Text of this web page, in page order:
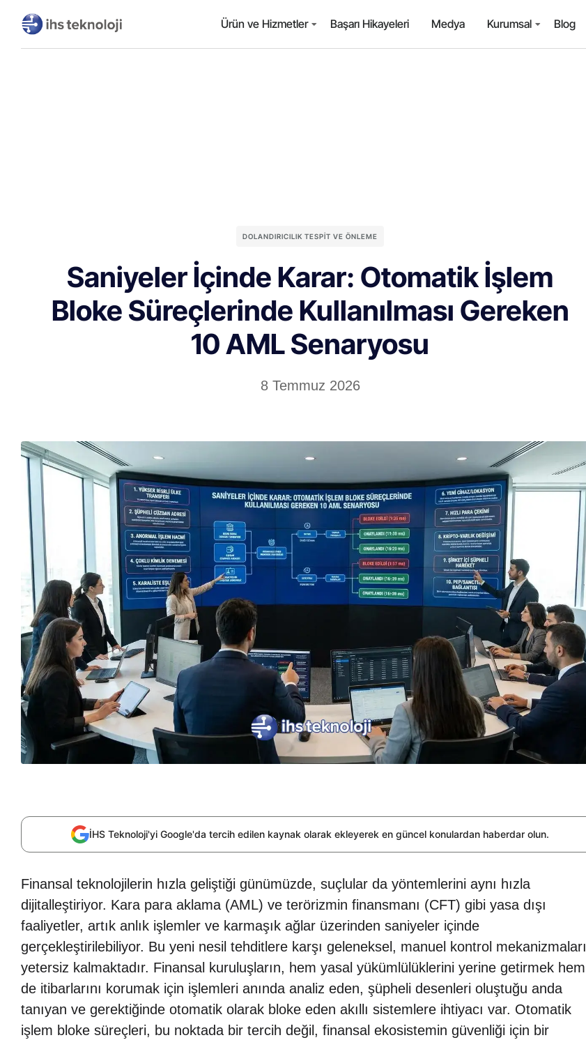
Ürün ve Hizmetler Başarı Hikayeleri Medya Kurumsal Blog
DOLANDIRICILIK TESPIT VE ÖNLEME
Saniyeler İçinde Karar: Otomatik İşlem
Bloke Süreçlerinde Kullanılması Gereken
10 AML Senaryosu
8 Temmuz 2026
İHS Teknoloji'yi Google'da tercih edilen kaynak olarak ekleyerek en güncel konulardan haberdar olun.
Finansal teknolojilerin hızla geliştiği günümüzde, suçlular da yöntemlerini aynı hızla
dijitalleştiriyor. Kara para aklama (AML) ve terörizmin finansmanı (CFT) gibi yasa dışı
faaliyetler, artık anlık işlemler ve karmaşık ağlar üzerinden saniyeler içinde
gerçekleştirilebiliyor. Bu yeni nesil tehditlere karşı geleneksel, manuel kontrol mekanizmaları
yetersiz kalmaktadır. Finansal kuruluşların, hem yasal yükümlülüklerini yerine getirmek hem
de itibarlarını korumak için işlemleri anında analiz eden, şüpheli desenleri oluştuğu anda
tanıyan ve gerektiğinde otomatik olarak bloke eden akıllı sistemlere ihtiyacı var. Otomatik
işlem bloke süreçleri, bu noktada bir tercih değil, finansal ekosistemin güvenliği için bir